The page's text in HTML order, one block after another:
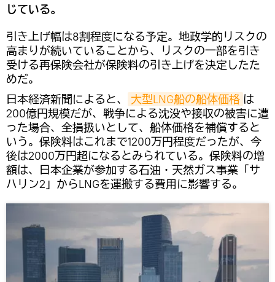
じている。
引き上げ幅は8割程度になる予定。地政学的リスクの
高まりが続いていることから、リスクの一部を引き
受ける再保険会社が保険料の引き上げを決定したた
めだ。
日本経済新聞によると、
大型LNG船の船体価格 は
200億円規模だが、戦争による沈没や接収の被害に遭
った場合、全損扱いとして、船体価格を補償すると
いう。保険料はこれまで1200万円程度だったが、今
後は2000万円超になるとみられている。保険料の増
額は、日本企業が参加する石油・天然ガス事業「サ
ハリン2」からLNGを運搬する費用に影響する。